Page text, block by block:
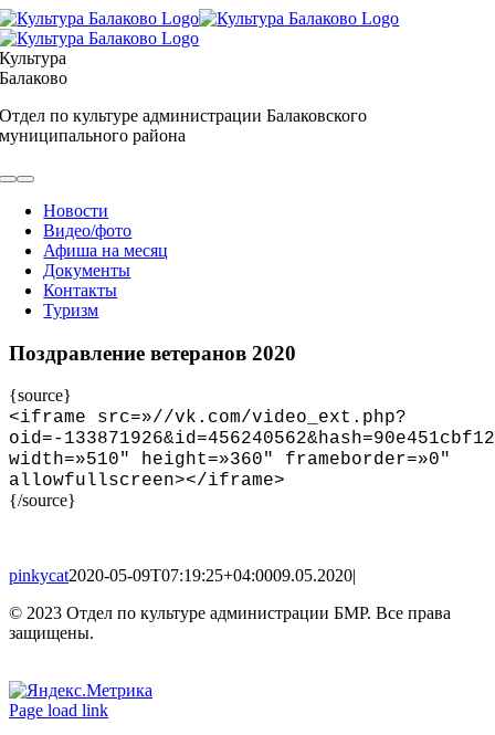
Skip
to
content
Культура
Балаково
Отдел по культуре администрации Балаковского
муниципального района
Toggle
NavigationНовости
Видео/фото
Афиша на месяц
Документы
Контакты
Туризм
Поздравление ветеранов 2020
{source}
<iframe src=»//vk.com/video_ext.php?
oid=-
width=»510″ height=»360″ frameborder=»0″
allowfullscreen></iframe>
{/source}
pinkycat2020-05-09T07:19:25+04:0009.05.2020|
© 2023 Отдел по культуре администрации БМР. Все права
защищены.
Вконтакте
Одноклассники
Page load link